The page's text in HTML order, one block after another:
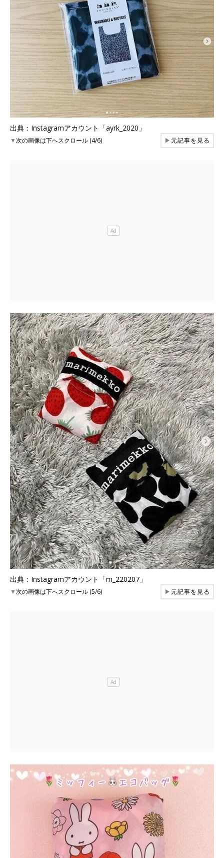
出典：Instagramアカウント「ayrk_2020」
▼次の画像は下へスクロール (4/6) ▶元記事を見る
出典：Instagramアカウント「m_220207」
▼次の画像は下へスクロール (5/6) ▶元記事を見る